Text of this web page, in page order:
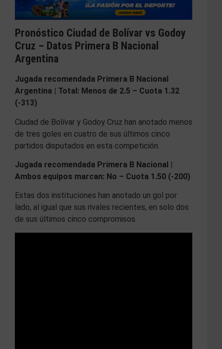
Pronóstico Ciudad de Bolívar vs Godoy
Cruz – Datos Primera B Nacional
Argentina
Jugada recomendada Primera B Nacional
Argentina | Total: Menos de 2.5 – Cuota 1.32
(-313)
Ciudad de Bolívar y Godoy Cruz han anotado menos
de tres goles en cuatro de sus últimos cinco
partidos disputados en esta competición.
Jugada recomendada Primera B Nacional |
Ambos equipos marcan: No – Cuota 1.50 (-200)
Estas dos instituciones han anotado un gol por
lado, al igual que sus rivales recientes, en solo dos
de sus últimos cinco compromisos.